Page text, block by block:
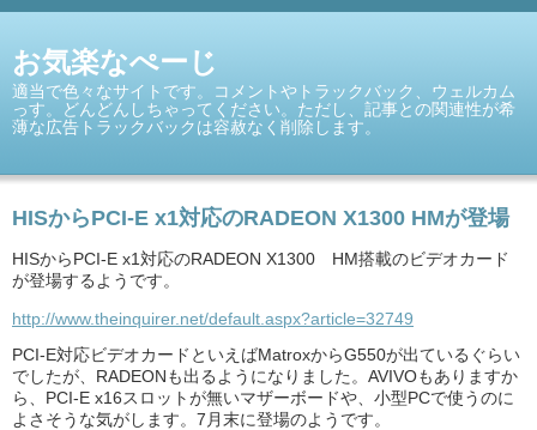
お気楽なぺーじ
適当で色々なサイトです。コメントやトラックバック、ウェルカム
っす。どんどんしちゃってください。ただし、記事との関連性が希
薄な広告トラックバックは容赦なく削除します。
HISからPCI-E x1対応のRADEON X1300 HMが登場
HISからPCI-E x1対応のRADEON X1300 HM搭載のビデオカード
が登場するようです。
http://www.theinquirer.net/default.aspx?article=32749
PCI-E対応ビデオカードといえばMatroxからG550が出ているぐらい
でしたが、RADEONも出るようになりました。AVIVOもありますか
ら、PCI-E x16スロットが無いマザーボードや、小型PCで使うのに
よさそうな気がします。7月末に登場のようです。